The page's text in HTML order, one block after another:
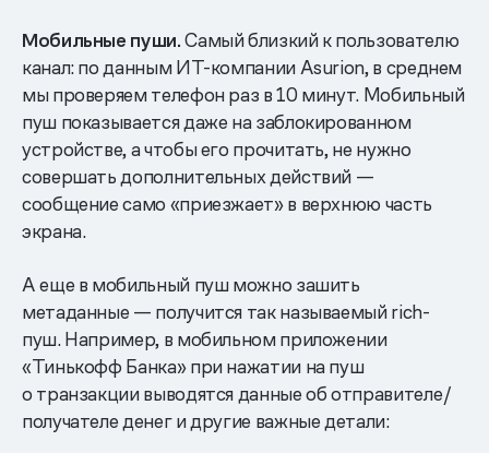
Мобильные пуши.Самый близкий к пользователю
канал: по данным ИТ-компании Asurion, в среднем
мы проверяем телефон раз в 10 минут. Мобильный
пуш показывается даже на заблокированном
устройстве, а чтобы его прочитать, не нужно
совершать дополнительных действий —
сообщение само «приезжает» в верхнюю часть
экрана.
А еще в мобильный пуш можно зашить
метаданные — получится так называемый rich-
пуш. Например, в мобильном приложении
«Тинькофф Банка» при нажатии на пуш
о транзакции выводятся данные об отправителе/
получателе денег и другие важные детали: